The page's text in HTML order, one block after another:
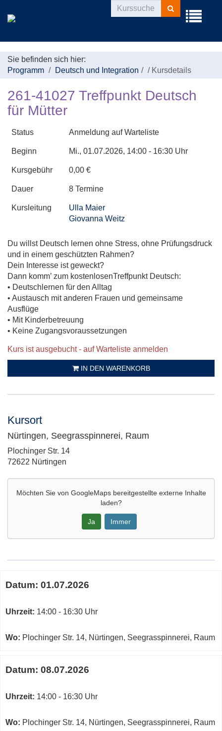
Menü
Kurse
suchen
Sie befinden sich hier:
Programm
Deutsch und Integration / Kursdetails
261-41027 Treffpunkt Deutsch
für Mütter
Status Anmeldung auf Warteliste
Beginn Mi., 01.07.2026, 14:00 - 16:30 Uhr
Kursgebühr 0,00 €
Dauer 8 Termine
Kursleitung
Ulla Maier
Giovanna Weitz
Du willst Deutsch lernen ohne Stress, ohne Prüfungsdruck
und in einem geschützten Rahmen?
Dein Interesse ist geweckt?
Dann komm’ zum kostenlosenTreffpunkt Deutsch:
• Deutschlernen für den Alltag
• Austausch mit anderen Frauen und gemeinsame
Ausflüge
• Mit Kinderbetreuung
• Keine Zugangsvoraussetzungen
Kurs ist ausgebucht - auf Warteliste anmelden
IN DEN WARENKORB
Kursort
Nürtingen, Seegrasspinnerei, Raum
Adresse:
Plochinger Str. 14
72622 Nürtingen
Möchten Sie von GoogleMapsbereitgestellte externe Inhalte
laden?
Ja Immer
Maps
von
Raum
neuem
zum
Kurs
Datum: 01.07.2026
Uhrzeit: 14:00 - 16:30 Uhr
Wo: Plochinger Str. 14, Nürtingen, Seegrasspinnerei, Raum
Datum: 08.07.2026
Uhrzeit: 14:00 - 16:30 Uhr
Wo: Plochinger Str. 14, Nürtingen, Seegrasspinnerei, Raum